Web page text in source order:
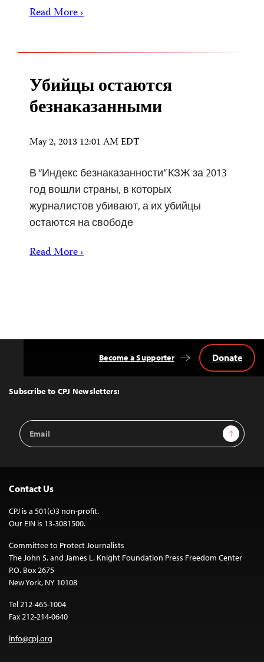
Read More ›
Убийцы остаются
безнаказанными
May 2, 2013 12:01 AM EDT
В “Индекс безнаказанности” КЗЖ за 2013
год вошли страны, в которых
журналистов убивают, а их убийцы
остаются на свободе
Read More ›
Top
Subscribe to CPJ Newsletters:
Email
Address
Sign Up
Become a Supporter Donate
Contact Us
CPJ is a 501(c)3 non-profit.
Our EIN is 13-3081500.
Committee to Protect Journalists
The John S. and James L. Knight Foundation Press Freedom Center
P.O. Box 2675
New York, NY 10108
Tel 212-465-1004
Fax 212-214-0640
info@cpj.org